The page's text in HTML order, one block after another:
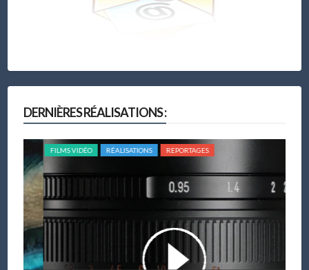
DERNIÈRES RÉALISATIONS :
FILMS VIDÉO RÉALISATIONS REPORTAGES